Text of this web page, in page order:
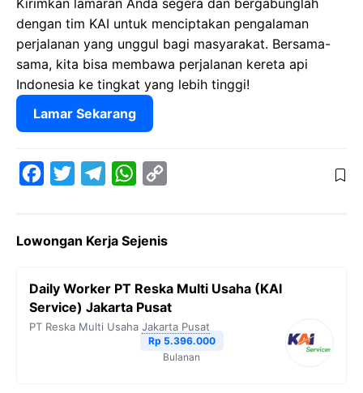
Kirimkan lamaran Anda segera dan bergabunglah
dengan tim KAI untuk menciptakan pengalaman
perjalanan yang unggul bagi masyarakat. Bersama-
sama, kita bisa membawa perjalanan kereta api
Indonesia ke tingkat yang lebih tinggi!
Lamar Sekarang
e
o
o
t
e
r
e
r
a
W
t
A
y
i
n
k
Lowongan Kerja Sejenis
Daily Worker PT Reska Multi Usaha (KAI
Service) Jakarta Pusat
PT Reska Multi Usaha Jakarta Pusat
Rp 5.396.000
Bulanan